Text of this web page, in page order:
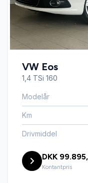
Dual zone
Dæktryksystem
El-ruder x4
El-spejle med
Elektrisk
VW Eos
1,4 TSi 160
Modelår
Km
Drivmiddel
DKK
Kontantpris